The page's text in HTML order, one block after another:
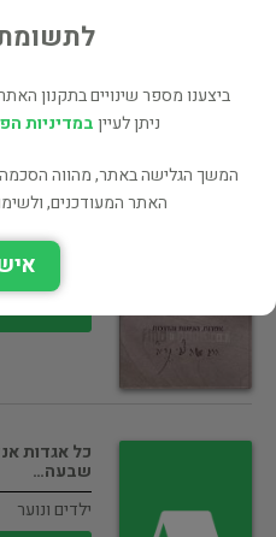
מן הפנקס
יהדות
כל אגדות
שבעה…
ילדים ונוער
ביצענו מספר שינויים בתקנון
ניתן לעייןבמדיניות
המשך הגלישה באתר, מהווה הסכמה
האתר המעודכנים,